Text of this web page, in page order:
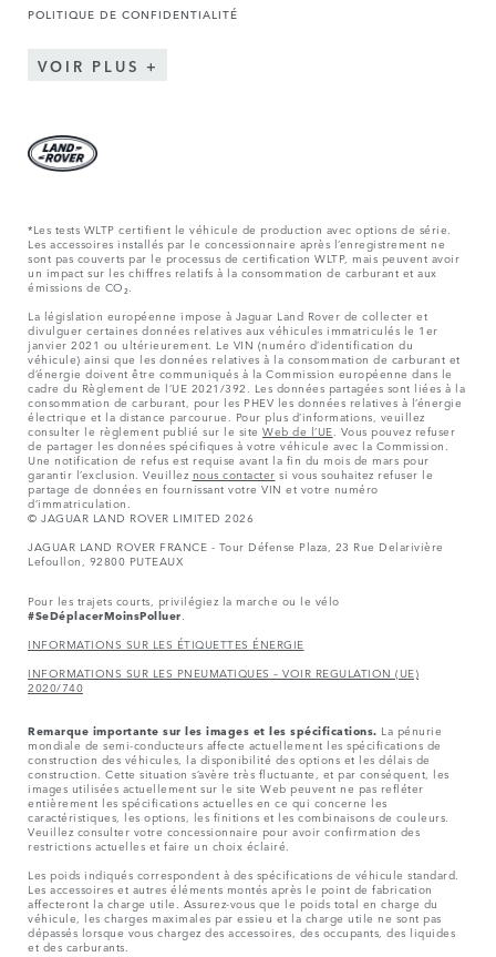
POLITIQUE DE CONFIDENTIALITÉ
VOIR PLUS
*Les tests WLTP certifient le véhicule de production avec options de série.
Les accessoires installés par le concessionnaire après l’enregistrement ne
sont pas couverts par le processus de certification WLTP, mais peuvent avoir
un impact sur les chiffres relatifs à la consommation de carburant et aux
émissions de CO₂.
La législation européenne impose à Jaguar Land Rover de collecter et
divulguer certaines données relatives aux véhicules immatriculés le 1er
janvier 2021 ou ultérieurement. Le VIN (numéro d’identification du
véhicule) ainsi que les données relatives à la consommation de carburant et
d’énergie doivent être communiqués à la Commission européenne dans le
cadre du Règlement de l’UE 2021/392. Les données partagées sont liées à la
consommation de carburant, pour les PHEV les données relatives à l’énergie
électrique et la distance parcourue. Pour plus d’informations, veuillez
consulter le règlement publié sur le site Web de l’UE. Vous pouvez refuser
de partager les données spécifiques à votre véhicule avec la Commission.
Une notification de refus est requise avant la fin du mois de mars pour
garantir l’exclusion. Veuillez nous contacter si vous souhaitez refuser le
partage de données en fournissant votre VIN et votre numéro
d’immatriculation.
© JAGUAR LAND ROVER LIMITED 2026
JAGUAR LAND ROVER FRANCE - Tour Défense Plaza, 23 Rue Delarivière
Lefoullon, 92800 PUTEAUX
Pour les trajets courts, privilégiez la marche ou le vélo
#SeDéplacerMoinsPolluer.
INFORMATIONS SUR LES ÉTIQUETTES ÉNERGIE
INFORMATIONS SUR LES PNEUMATIQUES – VOIR REGULATION (UE)
2020/740
Remarque importante sur les images et les spécifications. La pénurie
mondiale de semi-conducteurs affecte actuellement les spécifications de
construction des véhicules, la disponibilité des options et les délais de
construction. Cette situation s’avère très fluctuante, et par conséquent, les
images utilisées actuellement sur le site Web peuvent ne pas refléter
entièrement les spécifications actuelles en ce qui concerne les
caractéristiques, les options, les finitions et les combinaisons de couleurs.
Veuillez consulter votre concessionnaire pour avoir confirmation des
restrictions actuelles et faire un choix éclairé.
Les poids indiqués correspondent à des spécifications de véhicule standard.
Les accessoires et autres éléments montés après le point de fabrication
affecteront la charge utile. Assurez-vous que le poids total en charge du
véhicule, les charges maximales par essieu et la charge utile ne sont pas
dépassés lorsque vous chargez des accessoires, des occupants, des liquides
et des carburants.